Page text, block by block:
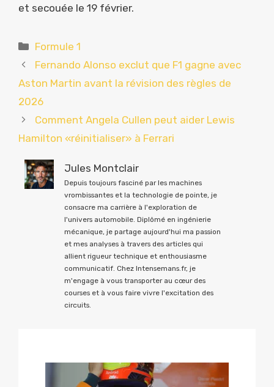
et secouée le 19 février.
Catégories
Formule 1
Fernando Alonso exclut que F1 gagne avec
Aston Martin avant la révision des règles de
2026
Comment Angela Cullen peut aider Lewis
Hamilton «réinitialiser» à Ferrari
Jules Montclair
Depuis toujours fasciné par les machines
vrombissantes et la technologie de pointe, je
consacre ma carrière à l'exploration de
l'univers automobile. Diplômé en ingénierie
mécanique, je partage aujourd'hui ma passion
et mes analyses à travers des articles qui
allient rigueur technique et enthousiasme
communicatif. Chez Intensemans.fr, je
m'engage à vous transporter au cœur des
courses et à vous faire vivre l'excitation des
circuits.